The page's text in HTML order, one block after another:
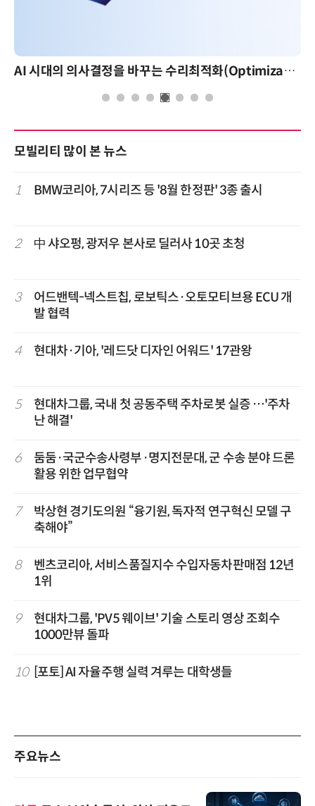
AI 시대의 의사결정을 바꾸는 수리최적화(Optimization): 실제 산업 적용 사례와 활용 전략 AI 핀옵스 실전 세미나: 폭증하는 AI 토큰 비용 관
모빌리티 많이 본 뉴스
1 BMW코리아, 7시리즈 등 '8월 한정판' 3종 출시
2 中 샤오펑, 광저우 본사로 딜러사 10곳 초청
3
어드밴텍-넥스트칩, 로보틱스·오토모티브용 ECU 개
발 협력
4 현대차·기아, '레드닷 디자인 어워드' 17관왕
5
현대차그룹, 국내 첫 공동주택 주차로봇 실증 …'주차
난 해결'
6
둠둠·국군수송사령부·명지전문대, 군 수송 분야 드론
활용 위한 업무협약
7
박상현 경기도의원 “융기원, 독자적 연구혁신 모델 구
축해야”
8
벤츠코리아, 서비스품질지수 수입자동차판매점 12년
1위
9
현대차그룹, 'PV5 웨이브' 기술 스토리 영상 조회수
1000만뷰 돌파
10 [포토] AI 자율주행 실력 겨루는 대학생들
주요뉴스